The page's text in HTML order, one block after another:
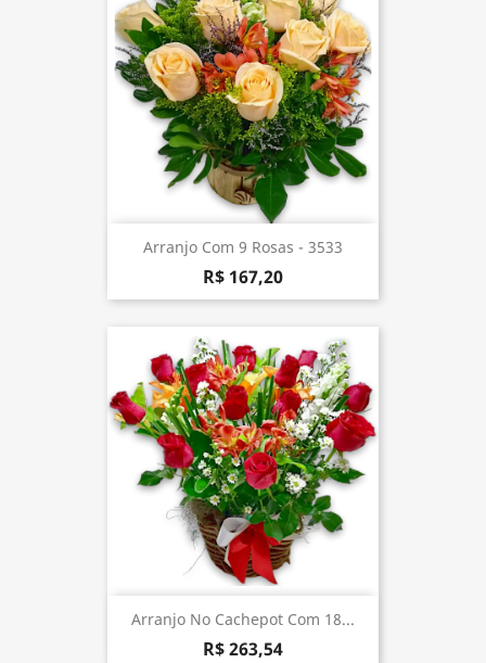
Arranjo Com 9 Rosas - 3533
R$ 167,20
Arranjo No Cachepot Com 18...
R$ 263,54